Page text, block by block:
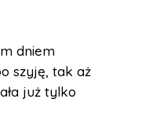
dniem
szyję, tak aż
już tylko